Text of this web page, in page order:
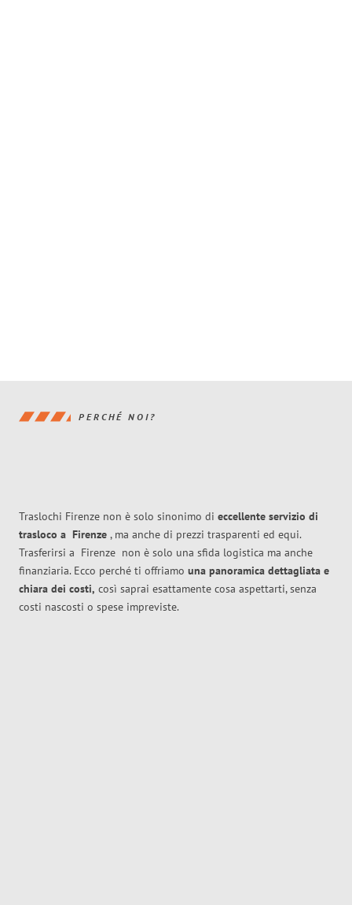
PERCHÉ NOI?
Traslochi Firenze non è solo sinonimo di eccellente servizio di
trasloco a Firenze , ma anche di prezzi trasparenti ed equi.
Trasferirsi a Firenze non è solo una sfida logistica ma anche
finanziaria. Ecco perché ti offriamo una panoramica dettagliata e
chiara dei costi, così saprai esattamente cosa aspettarti, senza
costi nascosti o spese impreviste.